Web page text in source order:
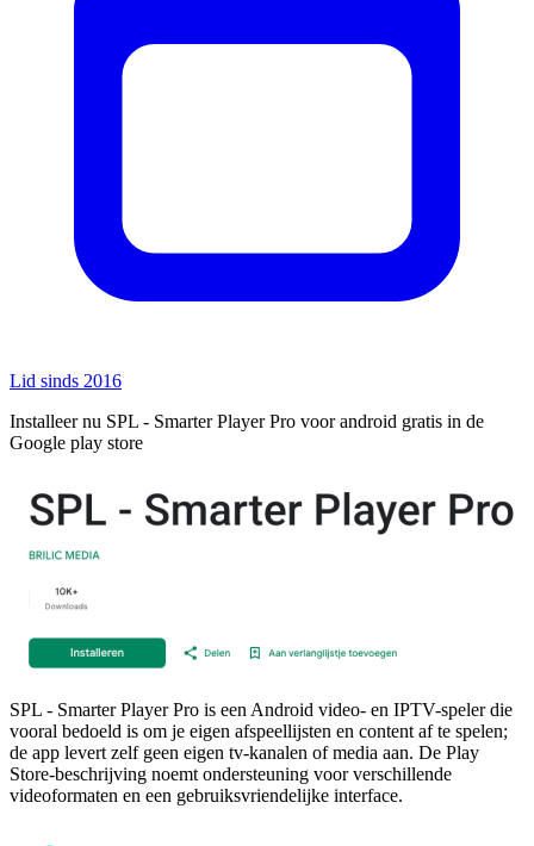
Lid sinds 2016
Installeer nu SPL - Smarter Player Pro voor android gratis in de
Google play store
SPL - Smarter Player Pro is een Android video- en IPTV-speler die
vooral bedoeld is om je eigen afspeellijsten en content af te spelen;
de app levert zelf geen eigen tv-kanalen of media aan. De Play
Store-beschrijving noemt ondersteuning voor verschillende
videoformaten en een gebruiksvriendelijke interface.